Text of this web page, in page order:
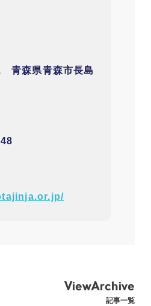
森県青森市⾧島
ViewArchive
記事一覧